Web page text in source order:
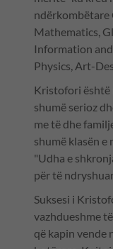
ndërkombëtare
Mathematics,
Information
Physics, Art-
Kristofori është
shumë serioz
me të dhe
shumë klasën e
"Udha e
për të
Suksesi i
vazhdueshme
që kapin vende